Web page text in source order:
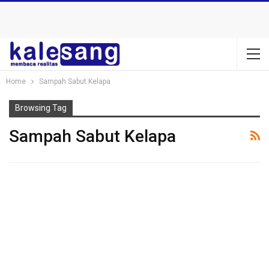
Home Sampah Sabut Kelapa
Browsing Tag
Sampah Sabut Kelapa